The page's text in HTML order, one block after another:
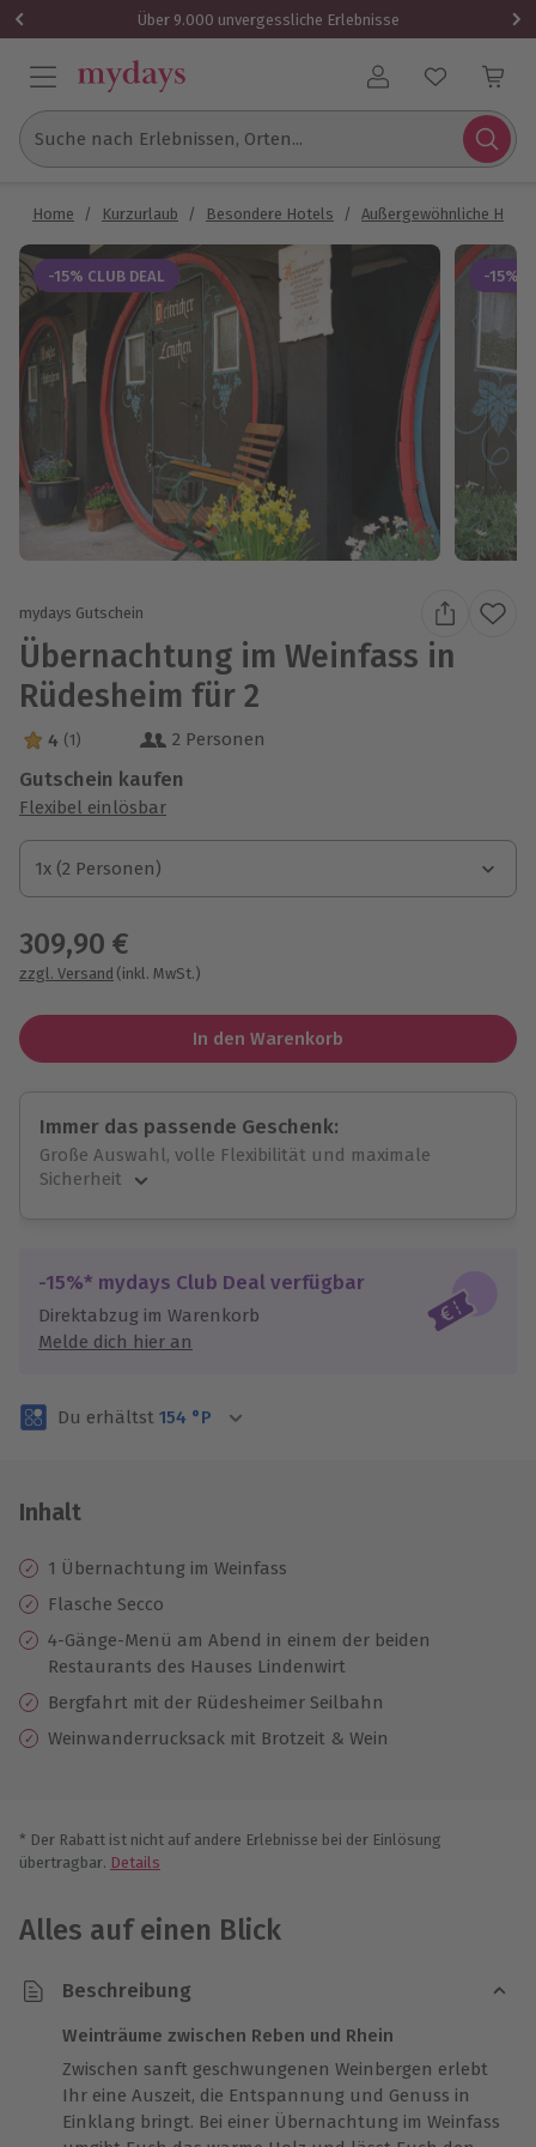
Über 9.000 unvergessliche Erlebnisse
Benutzerkonto
Suche nach Erlebnissen, Orten...
Home / Kurzurlaub / Besondere Hotels / Außergewöhnliche
-15% CLUB DEAL -15%
mydays Gutschein
Übernachtung im Weinfass in
Rüdesheim für 2
4 Sterne von 5 aus 1 Bewertungen
4 (1) 2 Personen
Gutschein kaufen
Flexibel einlösbar
1x (2 Personen)
1x (2 Personen)
1x (2 Personen)
309,90 €
zzgl. Versand (inkl. MwSt.)
In den Warenkorb
Immer das passende Geschenk:
Große Auswahl, volle Flexibilität und maximale
Sicherheit
Jeder Gutschein für alle Erlebnisse einlösbar.
Maximale Sicherheit
3 Jahre gültig & verlängerbar.
-15%* mydays Club Deal verfügbar
Direktabzug im Warenkorb
Melde dich hier an
Du erhältst 154 °P
Inhalt
1 Übernachtung im Weinfass
Flasche Secco
4-Gänge-Menü am Abend in einem der beiden
Restaurants des Hauses Lindenwirt
Bergfahrt mit der Rüdesheimer Seilbahn
Weinwanderrucksack mit Brotzeit & Wein
* Der Rabatt ist nicht auf andere Erlebnisse bei der Einlösung
übertragbar. Details
Alles auf einen Blick
Beschreibung
Weinträume zwischen Reben und Rhein
Zwischen sanft geschwungenen Weinbergen erlebt
Ihr eine Auszeit, die Entspannung und Genuss in
Einklang bringt. Bei einer Übernachtung im Weinfass